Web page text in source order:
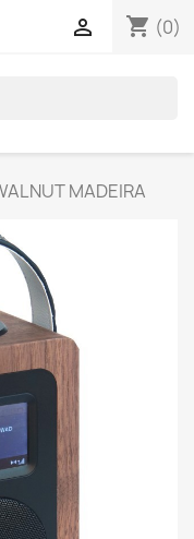
shopping_cart (0)

MADEIRA